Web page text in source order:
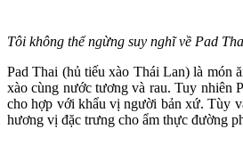
Tôi không thể ngừng suy nghĩ về Pad
Pad Thai (hủ tiếu xào Thái Lan) là món
xào cùng nước tương và rau. Tuy nhiên
cho hợp với khẩu vị người bản xứ. Tùy
hương vị đặc trưng cho ẩm thực đường